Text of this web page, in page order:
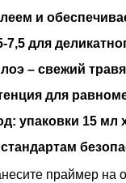
и
для
– свежий
для
упаковки 15 мл
праймер на